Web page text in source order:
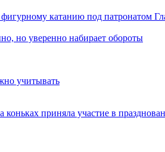
катанию под патронатом
но уверенно набирает обороты
учитывать
приняла участие в